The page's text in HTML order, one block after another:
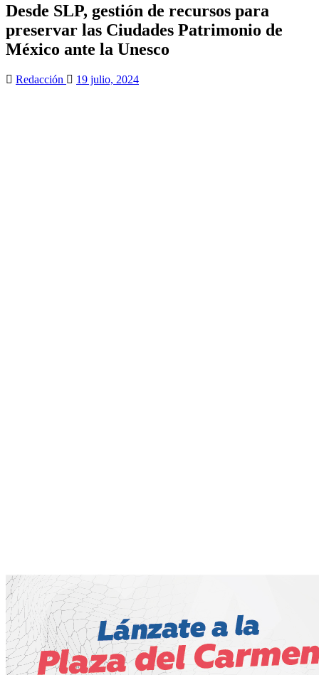
Desde SLP, gestión de recursos para
preservar las Ciudades Patrimonio de
México ante la Unesco
Redacción 19 julio, 2024